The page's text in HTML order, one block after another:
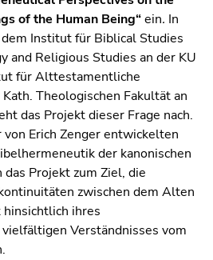
of the Human Being“ein. In
Institut für Biblical Studies
and Religious Studies an der KU
für Alttestamentliche
Theologischen Fakultät an
das Projekt dieser Frage nach.
Erich Zenger entwickelten
der kanonischen
Projekt zum Ziel, die
zwischen dem Alten
ihres
Verständnisses vom